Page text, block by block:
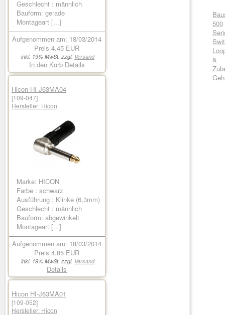
Geschlecht : männlich
Bauform: gerade
Montageart [...]
Aufgenommen am: 18/03/2014
Preis4.45 EUR
inkl. 19% MwSt. zzgl. Versand
In den Korb Details
Hicon HI-J63MA04
[109-047]
Hersteller: Hicon
Marke: HICON
Farbe : schwarz
Ausführung : Klinke (6,3mm)
Geschlecht : männlich
Bauform: abgewinkelt
Montageart [...]
Aufgenommen am: 18/03/2014
Preis4.85 EUR
inkl. 19% MwSt. zzgl. Versand
Details
Hicon HI-J63MA01
[109-052]
Hersteller: Hicon
500
&